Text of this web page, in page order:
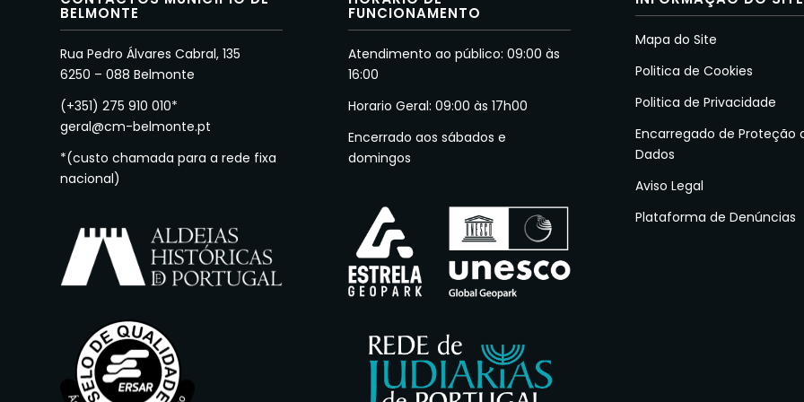
BELMONTE
Rua Pedro Álvares Cabral, 135
6250 – 088 Belmonte
(+351) 275 910 010*
geral@cm-belmonte.pt
*(custo chamada para a rede fixa
nacional)
FUNCIONAMENTO
Atendimento ao público: 09:00 às
16:00
Horario Geral: 09:00 às 17h00
Encerrado aos sábados e
domingos
Mapa do Site
Politica de Cookies
Politica de Privacidade
Encarregado de Proteção
Dados
Aviso Legal
Plataforma de Denúncias